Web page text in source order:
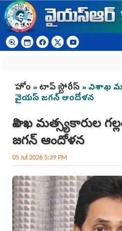
Skip to main content
You are here
హోం »టాప్ స్టోరీస్» విశాఖ
వైయస్‌ జగన్‌ ఆందోళన
విశాఖ మత్స్యకారుల
జగన్‌ ఆందోళన
05 Jul 2026 5:39 PM